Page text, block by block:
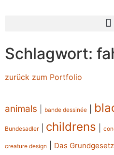
Schlagwort:
zurück zum Portfolio
animals bande dessinée
Bundesadler| childrens
creature design Das